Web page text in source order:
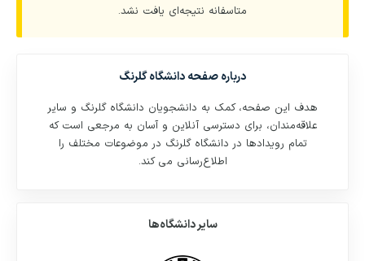
متاسفانه نتیجه‌ای یافت نشد.
درباره صفحهدانشگاه گلرنگ
هدف این صفحه، کمک به دانشجویان دانشگاه گلرنگ و سایر
علاقه‌مندان، برای دسترسی آنلاین و آسان به مرجعی است که
تمام رویدادها در دانشگاه گلرنگ در موضوعات مختلف را
اطلاع‌رسانی می کند.
سایر دانشگاه‌ها